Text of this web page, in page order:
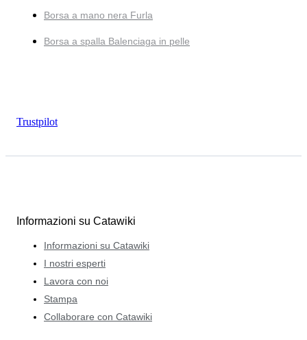
Borsa a mano nera Furla
Borsa a spalla Balenciaga in pelle
Trustpilot
Informazioni su Catawiki
Informazioni su Catawiki
I nostri esperti
Lavora con noi
Stampa
Collaborare con Catawiki